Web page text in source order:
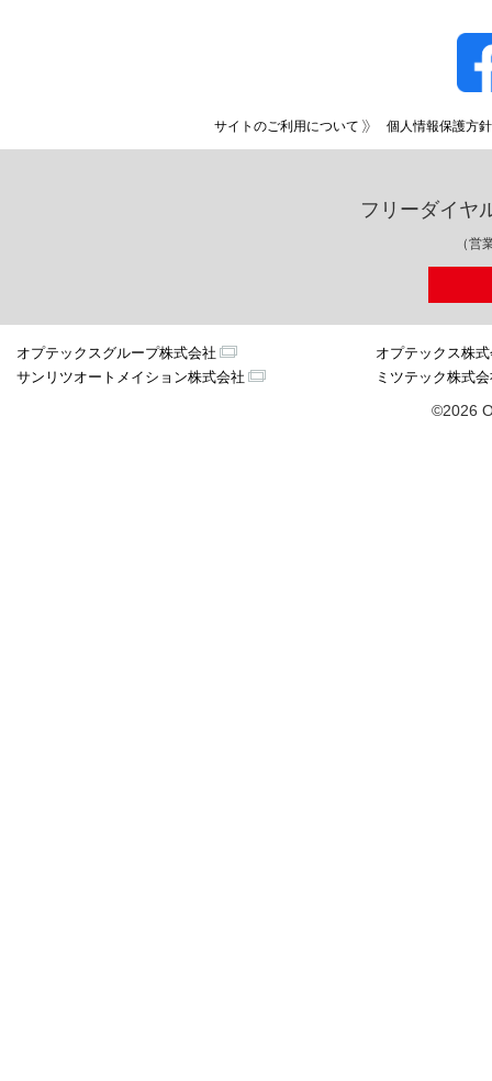
サイトのご利用について 個人情報保護方針
フリーダイヤ
（営
オプテックスグループ株式会社
オプテックス株
サンリツオートメイション株式会社
ミツテック株式
©2026